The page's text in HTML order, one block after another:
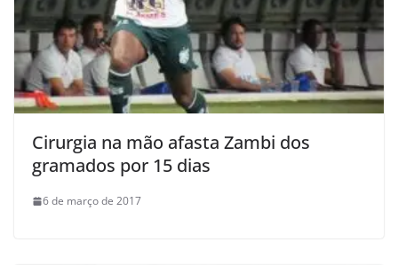
Cirurgia na mão afasta Zambi dos
gramados por 15 dias
6 de março de 2017